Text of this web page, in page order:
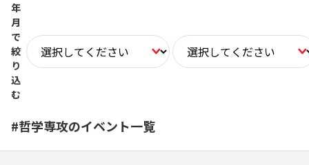
年
月
で
絞
り
込
む
#哲学専攻のイベント一覧